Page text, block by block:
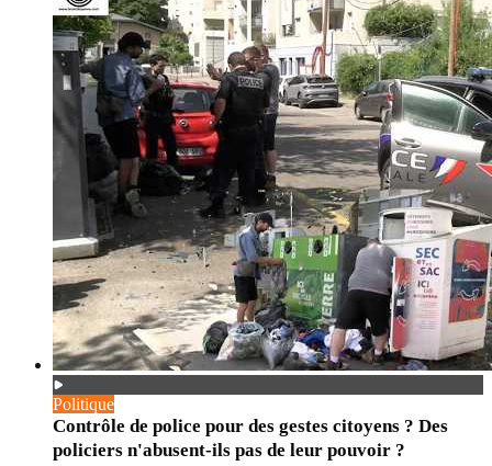
Politique
Contrôle de police pour des gestes citoyens ? Des
policiers n'abusent-ils pas de leur pouvoir ?